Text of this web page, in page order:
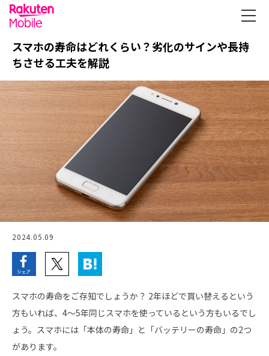
スマホの寿命はどれくらい？劣化のサインや長持
ちさせる工夫を解説
2024.05.09
スマホの寿命をご存知でしょうか？ 2年ほどで買い替えるという
方もいれば、4～5年同じスマホを使っているという方もいるでし
ょう。スマホには「本体の寿命」と「バッテリーの寿命」の2つ
があります。